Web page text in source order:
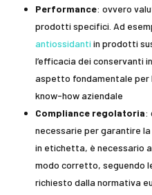
Performance: ovvero
prodotti specifici. Ad
antiossidanti in prodotti
l’efficacia dei conservanti
aspetto fondamentale per
know-how aziendale
Compliance regolatoria:
necessarie per garantire
in etichetta, è necessario
modo corretto, seguendo
richiesto dalla normativa